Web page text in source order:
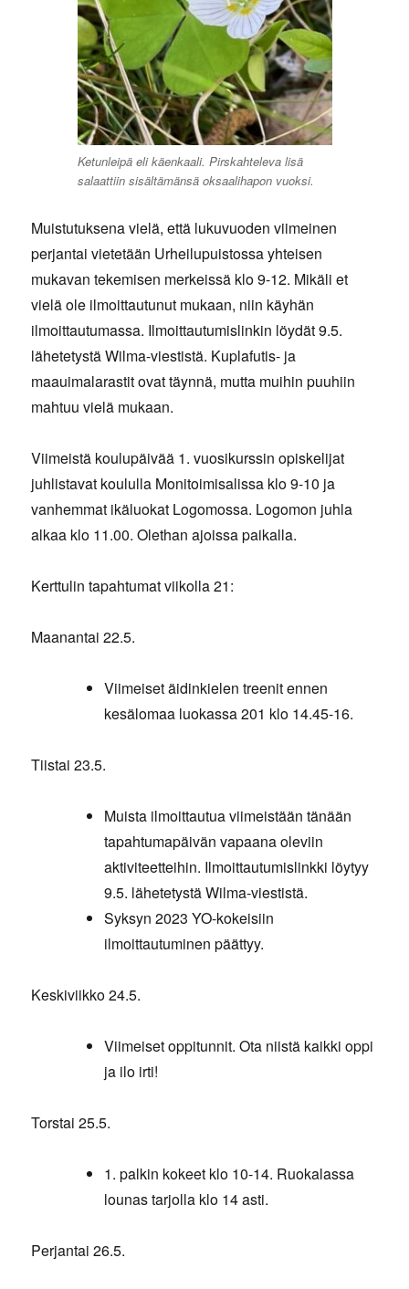
Ketunleipä eli käenkaali. Pirskahteleva lisä
salaattiin sisältämänsä oksaalihapon vuoksi.
Muistutuksena vielä, että lukuvuoden viimeinen
perjantai vietetään Urheilupuistossa yhteisen
mukavan tekemisen merkeissä klo 9-12. Mikäli et
vielä ole ilmoittautunut mukaan, niin käyhän
ilmoittautumassa. Ilmoittautumislinkin löydät 9.5.
lähetetystä Wilma-viestistä. Kuplafutis- ja
maauimalarastit ovat täynnä, mutta muihin puuhiin
mahtuu vielä mukaan.
Viimeistä koulupäivää 1. vuosikurssin opiskelijat
juhlistavat koululla Monitoimisalissa klo 9-10 ja
vanhemmat ikäluokat Logomossa. Logomon juhla
alkaa klo 11.00. Olethan ajoissa paikalla.
Kerttulin tapahtumat viikolla 21:
Maanantai 22.5.
Viimeiset äidinkielen treenit ennen
kesälomaa luokassa 201 klo 14.45-16.
Tiistai 23.5.
Muista ilmoittautua viimeistään tänään
tapahtumapäivän vapaana oleviin
aktiviteetteihin. Ilmoittautumislinkki löytyy
9.5. lähetetystä Wilma-viestistä.
Syksyn 2023 YO-kokeisiin
ilmoittautuminen päättyy.
Keskiviikko 24.5.
Viimeiset oppitunnit. Ota niistä kaikki oppi
ja ilo irti!
Torstai 25.5.
1. palkin kokeet klo 10-14. Ruokalassa
lounas tarjolla klo 14 asti.
Perjantai 26.5.